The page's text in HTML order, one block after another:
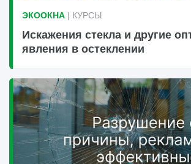
ЭКООКНА | КУРСЫ
Искажения стекла и другие
явления в остеклении